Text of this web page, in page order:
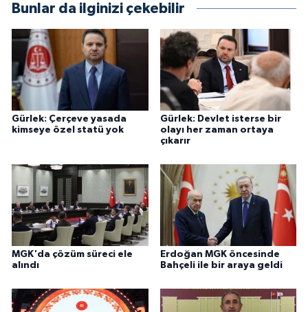
Bunlar da ilginizi çekebilir
Gürlek: Çerçeve yasada
kimseye özel statü yok
Gürlek: Devlet isterse bir
olayı her zaman ortaya
çıkarır
MGK'da çözüm süreci ele
alındı
Erdoğan MGK öncesinde
Bahçeli ile bir araya geldi